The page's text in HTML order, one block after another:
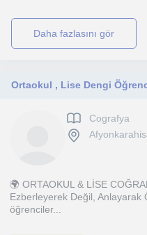
daha fazlasını gör
Ortaokul , Lise Dengi
Cografya
🌍 ORTAOKUL & LİSE
Ezberleyerek Değil, Anlayarak
öğrenciler...